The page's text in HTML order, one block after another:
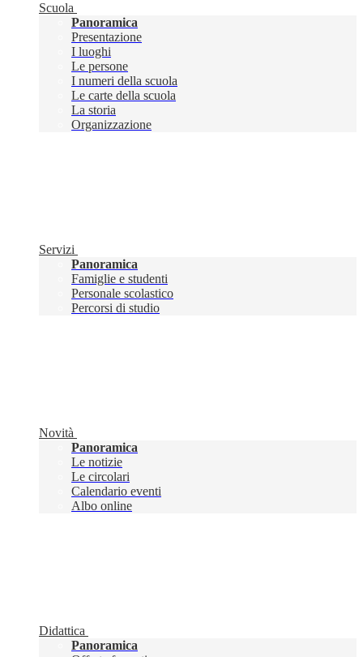
Scuola
Panoramica
Presentazione
I luoghi
Le persone
I numeri della scuola
Le carte della scuola
La storia
Organizzazione
Servizi
Panoramica
Famiglie e studenti
Personale scolastico
Percorsi di studio
Novità
Panoramica
Le notizie
Le circolari
Calendario eventi
Albo online
Didattica
Panoramica